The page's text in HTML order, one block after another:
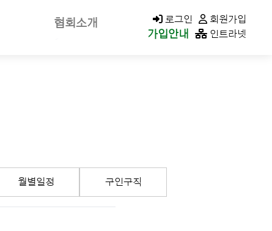
협회소개
조직구성/조직도
지회현황
KACOLD MALL 로그인 회원가입
가입안내 인트라넷
월별일정 구인구직